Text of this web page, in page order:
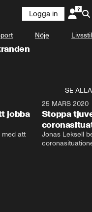
Logga in
Nöje Livsstil
SE ALLA
jobba
med att
25 MARS 2020
Stoppa
Jonas Leksell